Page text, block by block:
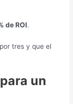
de ROI.
tres y que el
un